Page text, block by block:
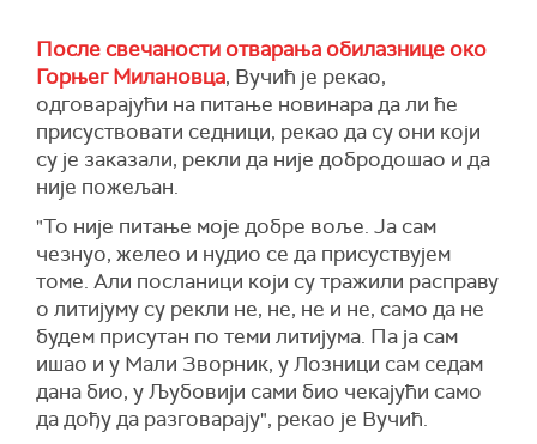
После свечаности отварања обилазнице око
Горњег Милановца, Вучић је рекао,
одговарајући на питање новинара да ли ће
присуствовати седници, рекао да су они који
су је заказали, рекли да није добродошао и да
није пожељан.
"То није питање моје добре воље. Ја сам
чезнуо, желео и нудио се да присуствујем
томе. Али посланици који су тражили расправу
о литијуму су рекли не, не, не и не, само да не
будем присутан по теми литијума. Па ја сам
ишао и у Мали Зворник, у Лозници сам седам
дана био, у Љубовији сами био чекајући само
да дођу да разговарају", рекао је Вучић.